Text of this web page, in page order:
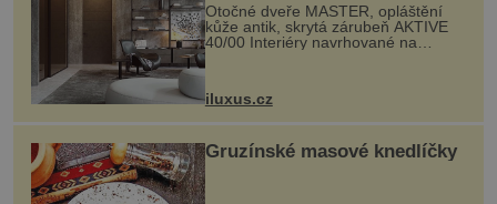
Otočné dveře MASTER, opláštění
kůže antik, skrytá zárubeň AKTIVE
40/00 Interiéry navrhované na
zakázku často vyžadují atypické
rozměry nejen nábytku, ale i
dnes umož...
iluxus.cz
Gruzínské masové knedlíčky